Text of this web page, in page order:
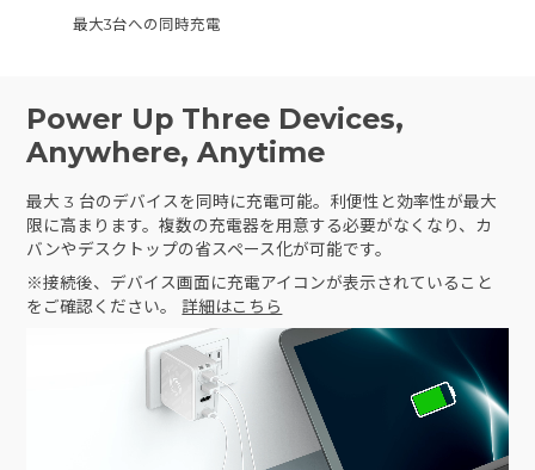
最大3台への同時充電
Power Up Three Devices,
Anywhere, Anytime
最大 3 台のデバイスを同時に充電可能。利便性と効率性が最大
限に高まります。複数の充電器を用意する必要がなくなり、カ
バンやデスクトップの省スペース化が可能です。
※接続後、デバイス画面に充電アイコンが表示されていること
をご確認ください。 詳細はこちら